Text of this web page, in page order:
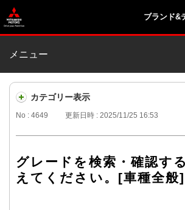
ブランド&
メニュー
カテゴリー表示
No : 4649 更新日時 : 2025/11/25 16:53
グレードを検索・確認す
えてください。[車種全般]